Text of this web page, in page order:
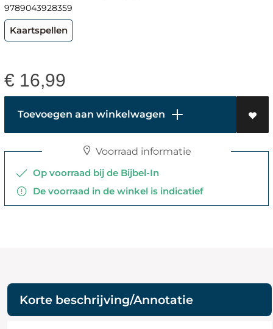
9789043928359
Kaartspellen
€ 16,99
Toevoegen aan winkelwagen
Voorraad informatie
Op voorraad bij de Bijbel-In
De voorraad in de winkel is indicatief
Korte beschrijving/Annotatie